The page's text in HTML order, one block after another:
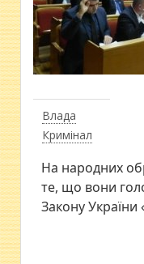
Влада
Кримінал
На народних
те, що вони
Закону України